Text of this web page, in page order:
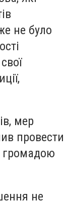
не було
мер
провести
громадою
не